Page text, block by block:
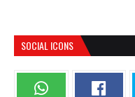
SOCIAL ICONS